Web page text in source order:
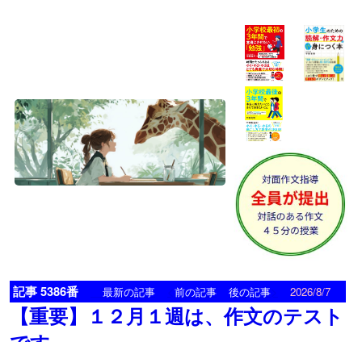
記事 5386番 最新の記事 前の記事 後の記事 2026/8/7
【重要】１２月１週は、作文のテスト